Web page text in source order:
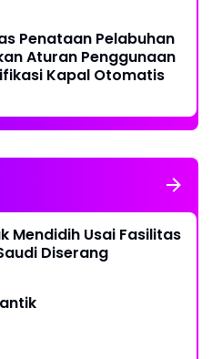
Penataan Pelabuhan
Aturan Penggunaan
Kapal Otomatis
Mendidih Usai Fasilitas
Diserang